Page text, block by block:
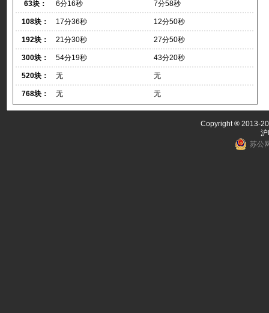
63块： 6分16秒 7分58秒
108块： 17分36秒 12分50秒
192块： 21分30秒 27分50秒
300块： 54分19秒 43分20秒
520块： 无 无
768块： 无 无
Copyright ® 2013-
苏公